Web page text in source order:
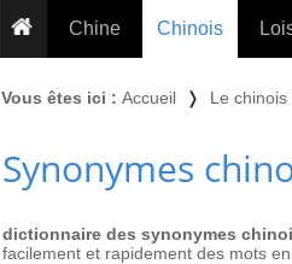
Chine
Conseils voyageurs
Proverbes
Chinois
Grammaire
Exos &
Vous êtes ici : Accueil ❭ Le
Synonymes
dictionnaire des synonymes
facilement et rapidement des mots